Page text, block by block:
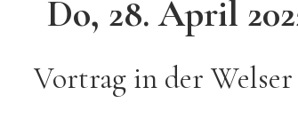
Do, 28. April
Vortrag in der Welser